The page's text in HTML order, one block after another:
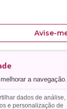
a navegação.
dados de análise,
e personalização de